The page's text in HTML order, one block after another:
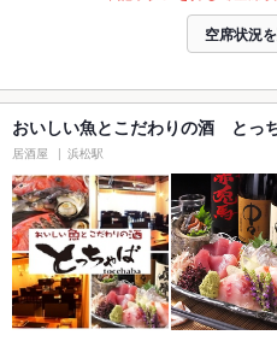
空席状況
おいしい魚とこだわりの酒 とっ
居酒屋 浜松駅